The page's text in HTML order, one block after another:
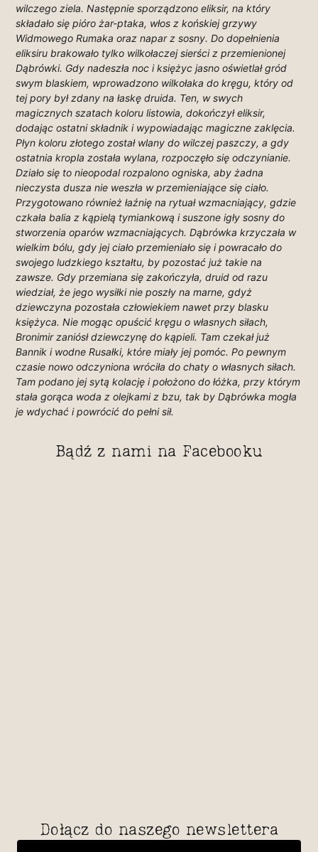
wilczego ziela. Następnie sporządzono eliksir, na który
składało się pióro żar-ptaka, włos z końskiej grzywy
Widmowego Rumaka oraz napar z sosny. Do dopełnienia
eliksiru brakowało tylko wilkołaczej sierści z przemienionej
Dąbrówki. Gdy nadeszła noc i księżyc jasno oświetlał gród
swym blaskiem, wprowadzono wilkołaka do kręgu, który od
tej pory był zdany na łaskę druida. Ten, w swych
magicznych szatach koloru listowia, dokończył eliksir,
dodając ostatni składnik i wypowiadając magiczne zaklęcia.
Płyn koloru złotego został wlany do wilczej paszczy, a gdy
ostatnia kropla została wylana, rozpoczęło się odczynianie.
Działo się to nieopodal rozpalono ogniska, aby żadna
nieczysta dusza nie weszła w przemieniające się ciało.
Przygotowano również łaźnię na rytuał wzmacniający, gdzie
czkała balia z kąpielą tymiankową i suszone igły sosny do
stworzenia oparów wzmacniających. Dąbrówka krzyczała w
wielkim bólu, gdy jej ciało przemieniało się i powracało do
swojego ludzkiego kształtu, by pozostać już takie na
zawsze. Gdy przemiana się zakończyła, druid od razu
wiedział, że jego wysiłki nie poszły na marne, gdyż
dziewczyna pozostała człowiekiem nawet przy blasku
księżyca. Nie mogąc opuścić kręgu o własnych siłach,
Bronimir zaniósł dziewczynę do kąpieli. Tam czekał już
Bannik i wodne Rusałki, które miały jej pomóc. Po pewnym
czasie nowo odczyniona wróciła do chaty o własnych siłach.
Tam podano jej sytą kolację i położono do łóżka, przy którym
stała gorąca woda z olejkami z bzu, tak by Dąbrówka mogła
je wdychać i powrócić do pełni sił.
Bądź z nami na Facebooku
Dołącz do naszego newslettera